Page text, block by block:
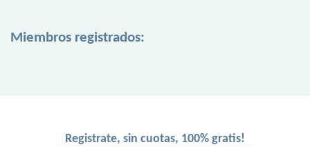
Miembros registrados:
Registrate, sin cuotas, 100% gratis!